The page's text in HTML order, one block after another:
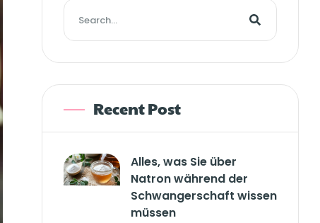
Recent Post
Alles, was Sie über
Natron während der
Schwangerschaft wissen
müssen